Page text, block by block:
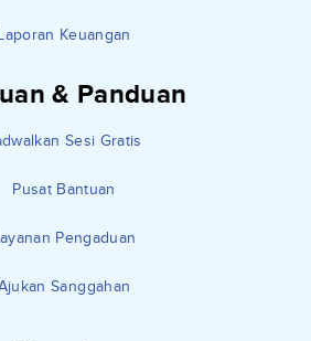
Keuangan
& Panduan
Sesi Gratis
Pusat Bantuan
Pengaduan
Sanggahan